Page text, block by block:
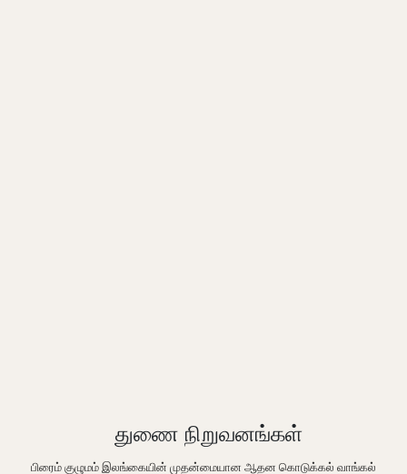
துணை நிறுவனங்கள்
பிரைம் குழுமம் இலங்கையின் முதன்மையான ஆதன கொடுக்கல் வாங்கல்